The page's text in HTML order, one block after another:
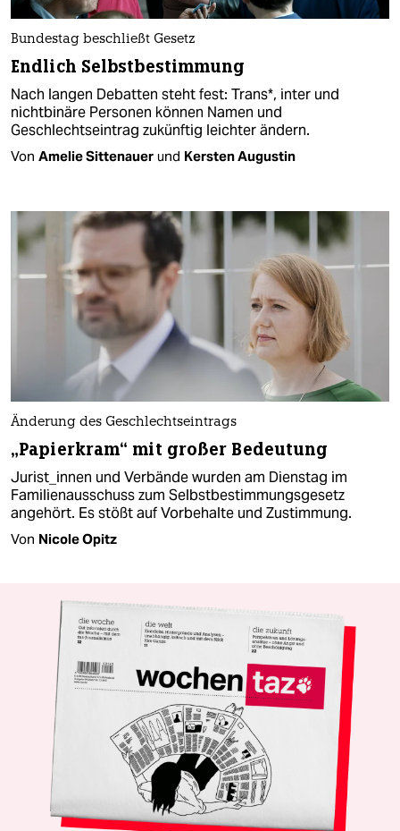
Bundestag beschließt Gesetz
Endlich Selbstbestimmung
Nach langen Debatten steht fest: Trans*, inter und
nichtbinäre Personen können Namen und
Geschlechtseintrag zukünftig leichter ändern.
Von Amelie Sittenauer und Kersten Augustin
Änderung des Geschlechtseintrags
„Papierkram“ mit großer Bedeutung
Jurist_innen und Verbände wurden am Dienstag im
Familienausschuss zum Selbstbestimmungsgesetz
angehört. Es stößt auf Vorbehalte und Zustimmung.
Von Nicole Opitz